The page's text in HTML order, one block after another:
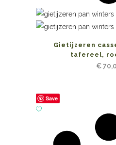
Gietijzeren
tafereel,
€
Save